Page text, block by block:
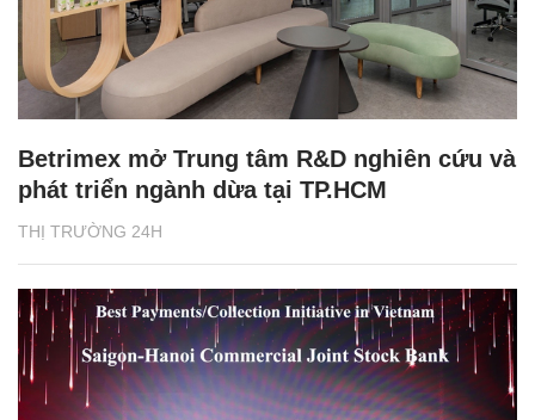
THỊ TRƯỜNG 24H
Betrimex mở Trung tâm R&D nghiên cứu và
phát triển ngành dừa tại TP.HCM